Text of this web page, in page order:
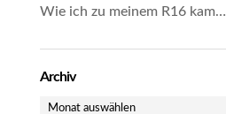
Wie ich zu meinem R16 kam…
Archiv
Archiv